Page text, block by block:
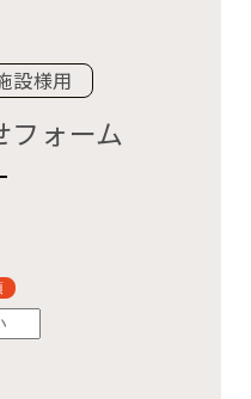
設様用
フォーム